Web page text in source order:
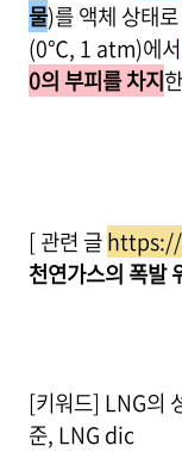
물)를 액체 상태
(0℃, 1 atm)에서
0의 부피를 차지
[ 관련 글
천연가스의 폭발
[키워드] LNG의
준, LNG dic